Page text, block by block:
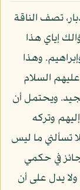
تصف الناقة
إياي هذا
وهذا
السلام
ويحتمل أن
وتركه
تسألني ما ليس
في حكمي
يدل على أن